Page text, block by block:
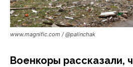
www.magnific.com / @palinchak
Военкоры рассказали,